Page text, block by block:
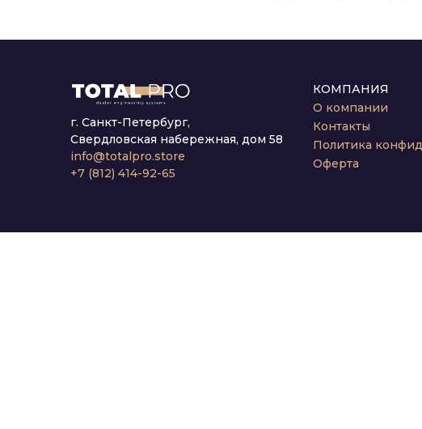
г. Санкт-Петербург,
Свердловская набережная, дом 58
info@totalpro.store
+7 (812) 414-92-65
КОМПАНИЯ
О компании
Контакты
Политика
Оферта